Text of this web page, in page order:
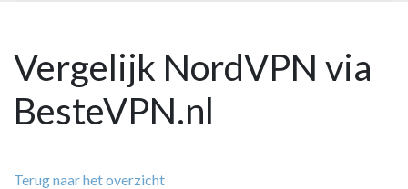
Vergelijk NordVPN via
BesteVPN.nl
Terug naar het overzicht